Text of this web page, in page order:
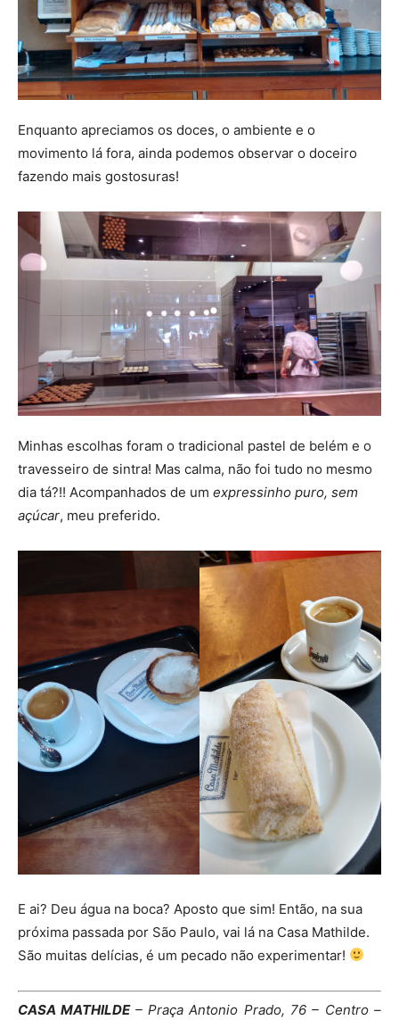
Enquanto apreciamos os doces, o ambiente e o
movimento lá fora, ainda podemos observar o doceiro
fazendo mais gostosuras!
Minhas escolhas foram o tradicional pastel de belém e o
travesseiro de sintra! Mas calma, não foi tudo no mesmo
dia tá?!! Acompanhados de um expressinho puro, sem
açúcar, meu preferido.
E ai? Deu água na boca? Aposto que sim! Então, na sua
próxima passada por São Paulo, vai lá na Casa Mathilde.
São muitas delícias, é um pecado não experimentar!
CASA MATHILDE – Praça Antonio Prado, 76 – Centro –